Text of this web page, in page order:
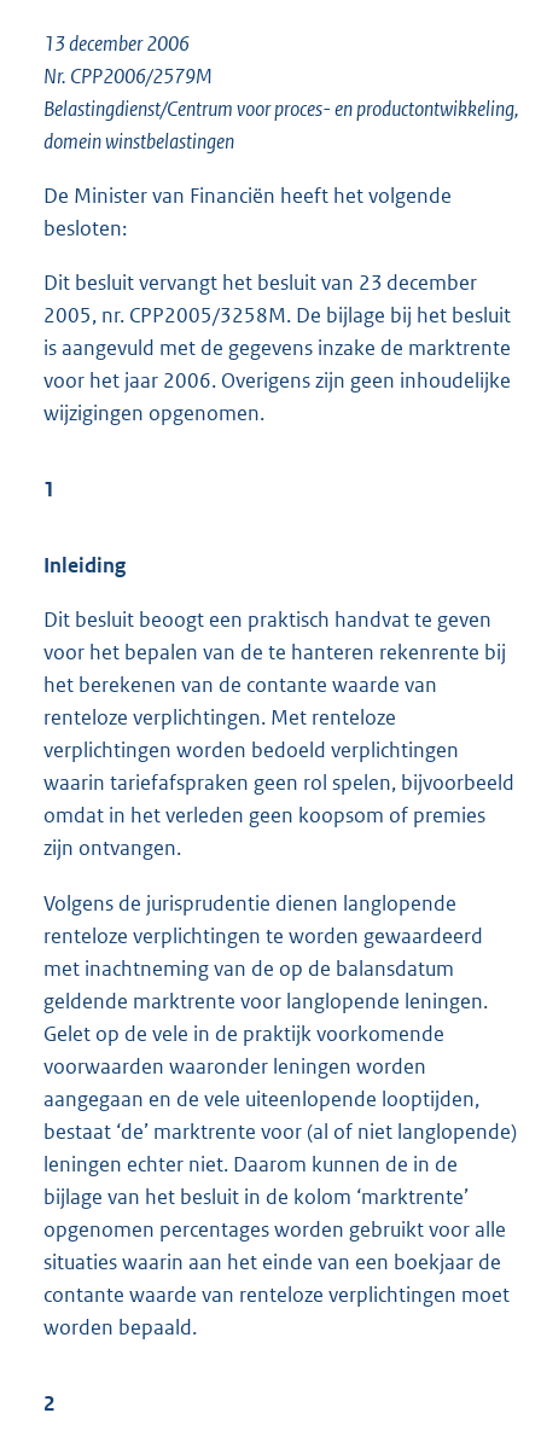
t
5
13 december 2006
Nr. CPP2006/2579M
Belastingdienst/Centrum voor proces- en productontwikkeling,
domein winstbelastingen
De Minister van Financiën heeft het volgende
besloten:
Dit besluit vervangt het besluit van 23 december
2005, nr. CPP2005/3258M. De bijlage bij het besluit
is aangevuld met de gegevens inzake de marktrente
voor het jaar 2006. Overigens zijn geen inhoudelijke
wijzigingen opgenomen.
1
Inleiding
Dit besluit beoogt een praktisch handvat te geven
voor het bepalen van de te hanteren rekenrente bij
het berekenen van de contante waarde van
renteloze verplichtingen. Met renteloze
verplichtingen worden bedoeld verplichtingen
waarin tariefafspraken geen rol spelen, bijvoorbeeld
omdat in het verleden geen koopsom of premies
zijn ontvangen.
Volgens de jurisprudentie dienen langlopende
renteloze verplichtingen te worden gewaardeerd
met inachtneming van de op de balansdatum
geldende marktrente voor langlopende leningen.
Gelet op de vele in de praktijk voorkomende
voorwaarden waaronder leningen worden
aangegaan en de vele uiteenlopende looptijden,
bestaat ‘de’ marktrente voor (al of niet langlopende)
leningen echter niet. Daarom kunnen de in de
bijlage van het besluit in de kolom ‘marktrente’
opgenomen percentages worden gebruikt voor alle
situaties waarin aan het einde van een boekjaar de
contante waarde van renteloze verplichtingen moet
worden bepaald.
2